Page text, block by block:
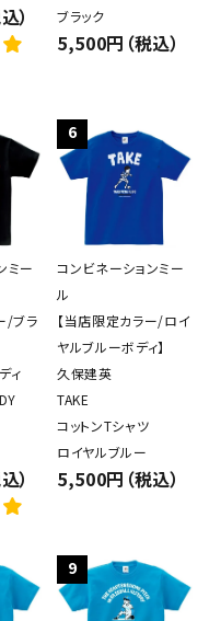
） ブラック
5,500円（税込）
ミー
/ブラ
ィ
）
6
コンビネーションミー
ル
【当店限定カラー/ロイ
ヤルブルーボディ】
久保建英
TAKE
コットンTシャツ
ロイヤルブルー
5,500円（税込）
9